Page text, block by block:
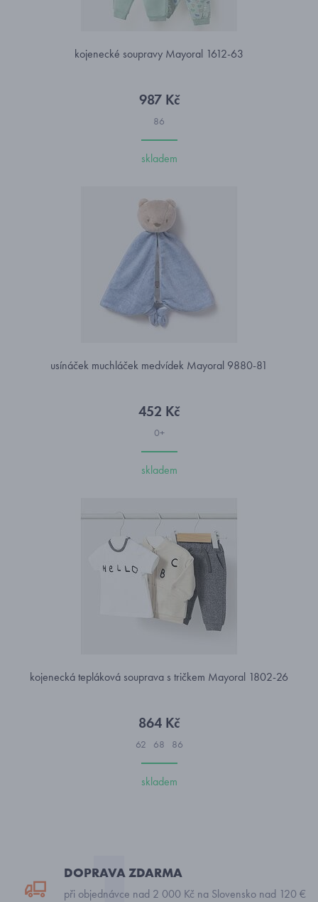
kojenecké soupravy Mayoral 1612-63
987 Kč
86
skladem
usínáček muchláček medvídek Mayoral 9880-81
452 Kč
0+
skladem
kojenecká tepláková souprava s tričkem Mayoral 1802-26
864 Kč
62 68 86
skladem
DOPRAVA ZDARMA
při objednávce nad 2 000 Kč na Slovensko nad 120 €